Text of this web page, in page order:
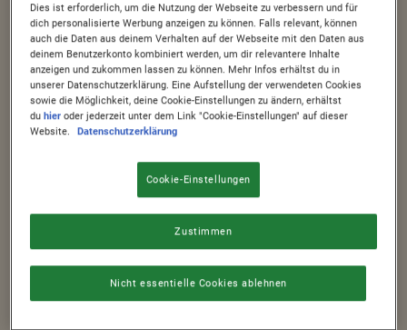
Findet eure FITNESS !
FITNESS GOJI BERRY
VOLLKORNKEKSE
Dies ist erforderlich, um die Nutzung der Webseite zu verbessern und für
dich personalisierte Werbung anzeigen zu können. Falls relevant, können
auch die Daten aus deinem Verhalten auf der Webseite mit den Daten aus
deinem Benutzerkonto kombiniert werden, um dir relevantere Inhalte
anzeigen und zukommen lassen zu können. Mehr Infos erhältst du in
unserer Datenschutzerklärung. Eine Aufstellung der verwendeten Cookies
sowie die Möglichkeit, deine Cookie-Einstellungen zu ändern, erhältst
duhier oder jederzeit unter dem Link "Cookie-Einstellungen" auf dieser
Website.
Datenschutzerklärung
Cookie-Einstellungen
Nicht essentielle Cookies ablehnen
Zustimmen